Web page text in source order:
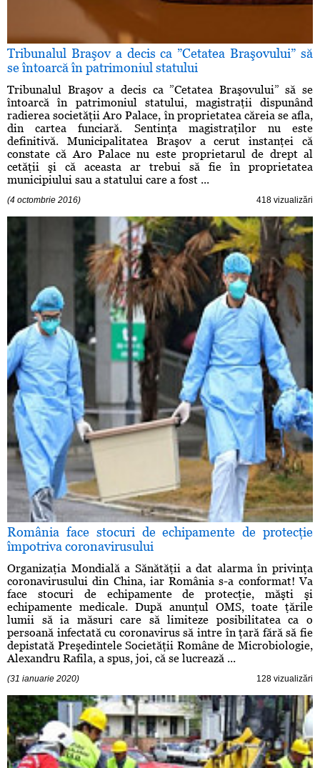
Tribunalul Braşov a decis ca ”Cetatea Braşovului” să
se întoarcă în patrimoniul statului
Tribunalul Braşov a decis ca ”Cetatea Braşovului” să se
întoarcă în patrimoniul statului, magistraţii dispunând
radierea societăţii Aro Palace, în proprietatea căreia se afla,
din cartea funciară. Sentinţa magistraţilor nu este
definitivă. Municipalitatea Braşov a cerut instanţei că
constate că Aro Palace nu este proprietarul de drept al
cetăţii şi că aceasta ar trebui să fie în proprietatea
municipiului sau a statului care a fost ...
(4 octombrie 2016) 418 vizualizări
România face stocuri de echipamente de protecţie
împotriva coronavirusului
Organizaţia Mondială a Sănătăţii a dat alarma în privinţa
coronavirusului din China, iar România s-a conformat! Va
face stocuri de echipamente de protecţie, măşti şi
echipamente medicale. După anunţul OMS, toate ţările
lumii să ia măsuri care să limiteze posibilitatea ca o
persoană infectată cu coronavirus să intre în ţară fără să fie
depistată Preşedintele Societăţii Române de Microbiologie,
Alexandru Rafila, a spus, joi, că se lucrează ...
(31 ianuarie 2020) 128 vizualizări